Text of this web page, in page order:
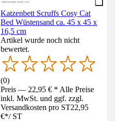
Katzenbett Scruffs Cosy Cat
Bed Wüstensand ca. 45 x 45 x
16,5 cm
Artikel wurde noch nicht
bewertet.
(0)
Preis — 22,95 € * Alle Preise
inkl. MwSt. und ggf. zzgl.
Versandkosten pro ST22,95
€*/ ST